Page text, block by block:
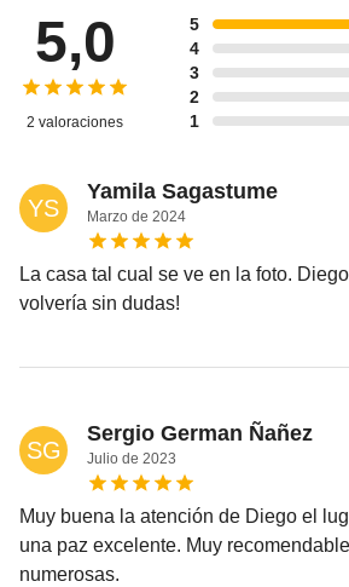
5
4
3
2
1
5,0
2 valoraciones
YS
Yamila Sagastume
Marzo de 2024
La casa tal cual se ve en la foto.
volvería sin dudas!
SG
Sergio German Ñañez
Julio de 2023
Muy buena la atención de Diego el
una paz excelente. Muy
numerosas.